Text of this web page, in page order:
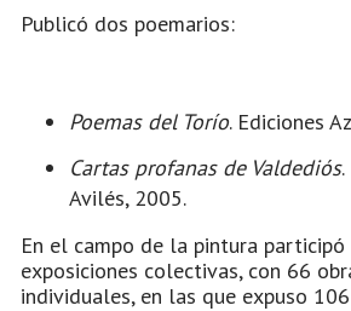
Publicó dos poemarios:
Poemas del Torío. Ediciones
Cartas profanas de Valdediós
Avilés, 2005.
En el campo de la pintura
exposiciones colectivas, con 66
individuales, en las que expuso